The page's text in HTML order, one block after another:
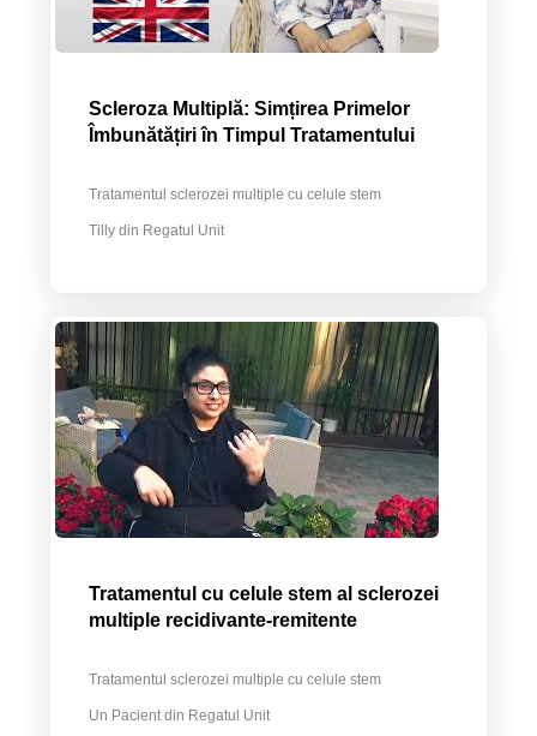
Scleroza Multiplă: Simțirea Primelor
Îmbunătățiri în Timpul Tratamentului
Tratamentul sclerozei multiple cu celule stem
Tilly din Regatul Unit
Tratamentul cu celule stem al sclerozei
multiple recidivante-remitente
Tratamentul sclerozei multiple cu celule stem
Un Pacient din Regatul Unit